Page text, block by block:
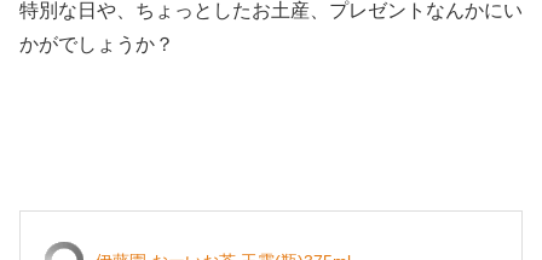
特別な日や、ちょっとしたお土産、プレゼントなんかにい
かがでしょうか？